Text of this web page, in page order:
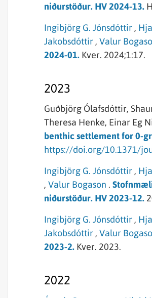
niðurstöður. HV 2024-13.
Ingibjörg G. Jónsdóttir ,
Jakobsdóttir , Valur
2024-01. Kver. 2024;1:17.
2023
Guðbjörg Ólafsdóttir,
Theresa Henke, Einar Eg
benthic settlement for 0-
https://doi.org/10.1371/
Ingibjörg G. Jónsdóttir ,
, Valur Bogason .
niðurstöður. HV 2023-12.
Ingibjörg G. Jónsdóttir ,
Jakobsdóttir , Valur
2023-2. Kver. 2023.
2022